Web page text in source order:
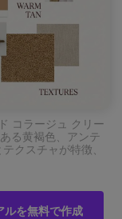
コラージュ クリー
る黄褐色、アンテ
クスチャが特徴、
ルを無料で作成